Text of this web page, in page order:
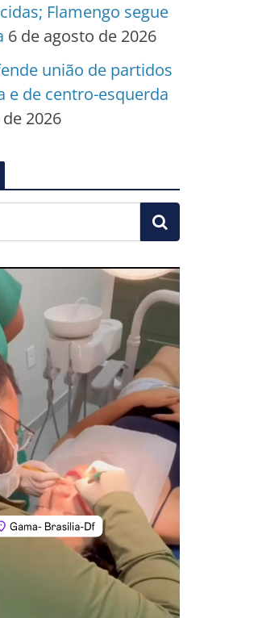
Flamengo segue
6 de agosto de 2026
união de partidos
e de centro-esquerda
2026